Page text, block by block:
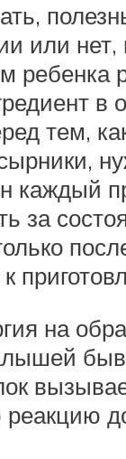
или нет,
ребенка
в
тем,
каждый
за
к
на
реакцию